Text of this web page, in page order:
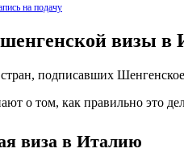
на подачу
визы в
подписавших
о том, как правильно это
виза в Италию